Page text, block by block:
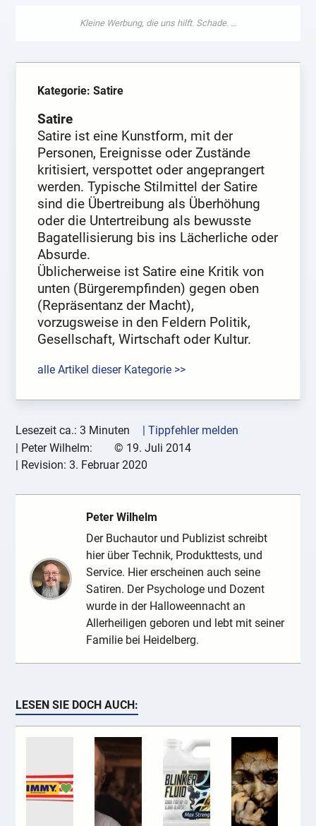
Kategorie: Satire
Satire
Satire ist eine Kunstform, mit der
Personen, Ereignisse oder Zustände
kritisiert, verspottet oder angeprangert
werden. Typische Stilmittel der Satire
sind die Übertreibung als Überhöhung
oder die Untertreibung als bewusste
Bagatellisierung bis ins Lächerliche oder
Absurde.
Üblicherweise ist Satire eine Kritik von
unten (Bürgerempfinden) gegen oben
(Repräsentanz der Macht),
vorzugsweise in den Feldern Politik,
Gesellschaft, Wirtschaft oder Kultur.
alle Artikel dieser Kategorie >>
Lesezeit ca.: 3 Minuten
| Tippfehler melden
| Peter Wilhelm: © 19. Juli 2014
| Revision:3. Februar 2020
Peter Wilhelm
Der Buchautor und Publizist schreibt
hier über Technik, Produkttests, und
Service. Hier erscheinen auch seine
Satiren. Der Psychologe und Dozent
wurde in der Halloweennacht an
Allerheiligen geboren und lebt mit seiner
Familie bei Heidelberg.
LESEN SIE DOCH AUCH: